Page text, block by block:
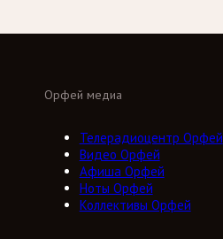
Орфей медиа
Телерадиоцентр Орфей
Видео Орфей
Афиша Орфей
Ноты Орфей
Коллективы Орфей